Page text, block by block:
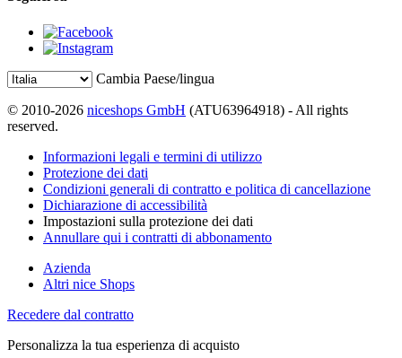
Cambia Paese/lingua
© 2010-2026 niceshops GmbH (ATU63964918) - All rights
reserved.
Informazioni legali e termini di utilizzo
Protezione dei dati
Condizioni generali di contratto e politica di cancellazione
Dichiarazione di accessibilità
Impostazioni sulla protezione dei dati
Annullare qui i contratti di abbonamento
Azienda
Altri nice Shops
Recedere dal contratto
Personalizza la tua esperienza di acquisto